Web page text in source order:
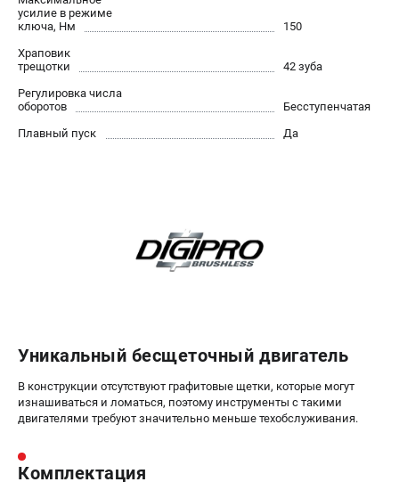
АКСЕССУАРЫ
Зарядные устройства
Принадлежности для триммеров
Принадлежности для газонокосилок
офертой.
проспект Александровской Фермы, 29АЛ
вс - выходной
+7 (8112) 59-10-67
zakaz@gworks-market.ru
усилие в режиме
ключа, Нм
150
Храповик
трещотки
42 зуба
Регулировка числа
оборотов
Бесступенчатая
Плавный пуск
Да
Уникальный бесщеточный двигатель
В конструкции отсутствуют графитовые щетки, которые могут
изнашиваться и ломаться, поэтому инструменты с такими
двигателями требуют значительно меньше техобслуживания.
Комплектация